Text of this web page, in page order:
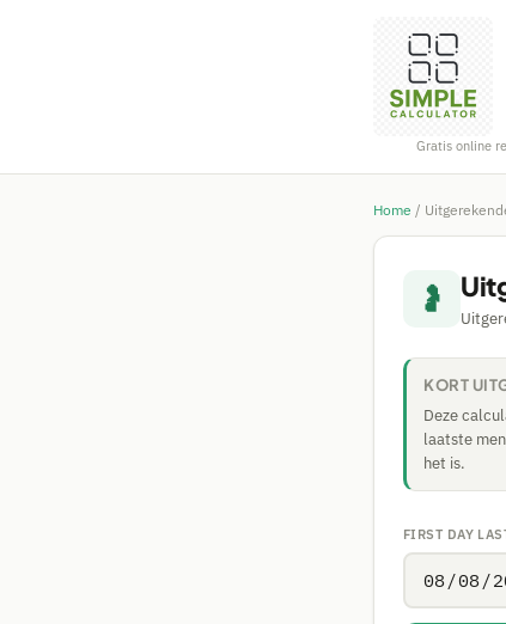
Gratis online
Home /
🤰
KORT
Deze
laatste
het is.
FIRST DAY